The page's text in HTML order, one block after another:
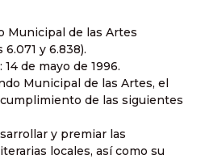
Municipal de las Artes
y 6.838).
de mayo de 1996.
Municipal de las Artes, el
de las siguientes
y premiar las
locales, así como su